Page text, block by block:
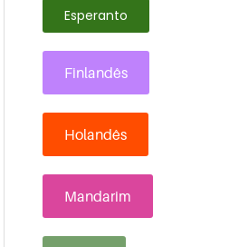
Esperanto
Finlandês
Holandês
Mandarim